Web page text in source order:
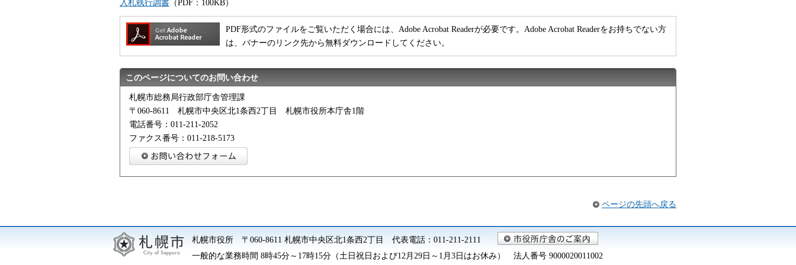
入札執行調書 （PDF：100KB）
PDF形式のファイルをご覧いただく場合には、Adobe Acrobat Readerが必要です。Adobe Acrobat Readerをお持ちでない方
は、バナーのリンク先から無料ダウンロードしてください。
このページについてのお問い合わせ
札幌市総務局行政部庁舎管理課
〒060-8611 札幌市中央区北1条西2丁目 札幌市役所本庁舎1階
電話番号：011-211-2052
ファクス番号：011-218-5173
ページの先頭へ戻る
札幌市役所 〒060-8611 札幌市中央区北1条西2丁目 代表電話：011-211-2111
一般的な業務時間 8時45分～17時15分（土日祝日および12月29日～1月3日はお休み） 法人番号 9000020011002